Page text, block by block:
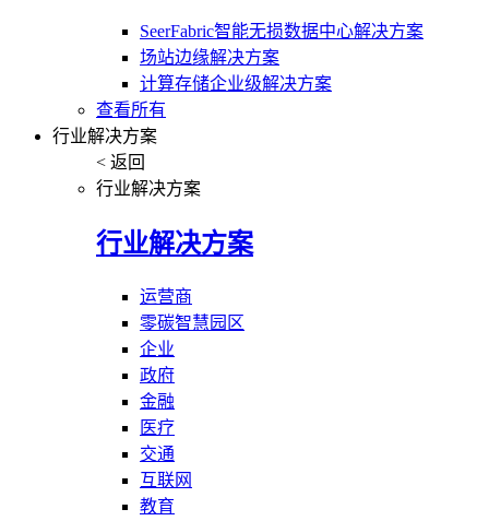
SeerFabric智能无损数据中心解决方案
场站边缘解决方案
计算存储企业级解决方案
查看所有
行业解决方案
< 返回
行业解决方案
行业解决方案
运营商
零碳智慧园区
企业
政府
金融
医疗
交通
互联网
教育